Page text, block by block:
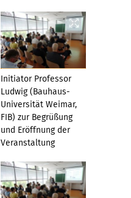
Initiator Professor
Ludwig (Bauhaus-
Universität Weimar,
FIB) zur Begrüßung
und Eröffnung der
Veranstaltung